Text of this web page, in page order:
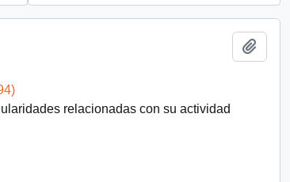
relacionadas con su actividad